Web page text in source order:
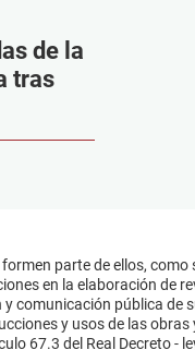
de la
tras
parte de ellos,
en la elaboración de
comunicación pública de
y usos de las
67.3 del Real Decreto -